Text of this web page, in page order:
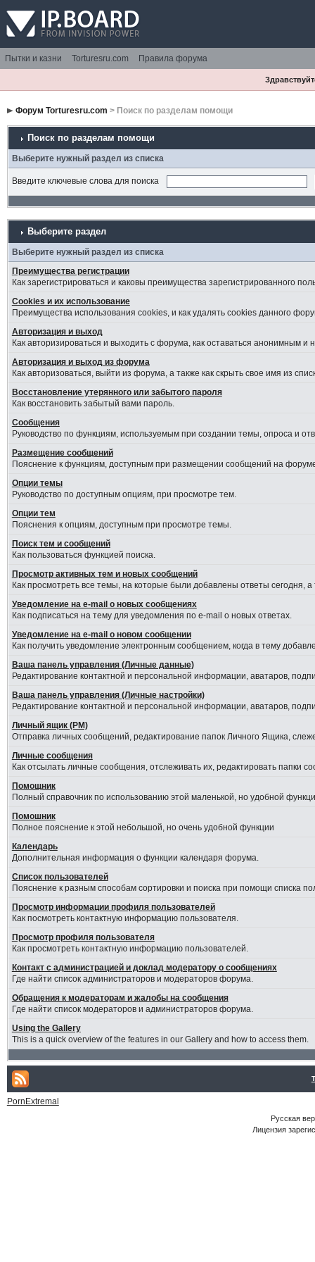
Пытки и казни Torturesru.com Правила форума
Форум Torturesru.com > Поиск по разделам помощи
Поиск по разделам помощи
Выберите нужный раздел из списка
Введите ключевые слова для поиска
Выберите раздел
Выберите нужный раздел из списка
Преимущества регистрации
Как зарегистрироваться и каковы преимущества зарегистрированного
Cookies и их использование
Преимущества использования cookies, и как удалять cookies данного
Авторизация и выход
Как авторизироваться и выходить с форума, как оставаться анонимным
Авторизация и выход из форума
Как авторизоваться, выйти из форума, а также как скрыть свое имя из
Восстановление утерянного или забытого пароля
Как восстановить забытый вами пароль.
Сообщения
Руководство по функциям, используемым при создании темы, опроса и
Размещение сообщений
Пояснение к функциям, доступным при размещении сообщений на
Опции темы
Руководство по доступным опциям, при просмотре тем.
Опции тем
Пояснения к опциям, доступным при просмотре темы.
Поиск тем и сообщений
Как пользоваться функцией поиска.
Просмотр активных тем и новых сообщений
Как просмотреть все темы, на которые были добавлены ответы сегодня,
Уведомление на e-mail о новых сообщениях
Как подписаться на тему для уведомления по e-mail о новых ответах.
Уведомление на е-mail о новом сообщении
Как получить уведомление электронным сообщением, когда в тему
Ваша панель управления (Личные данные)
Редактирование контактной и персональной информации, аватаров,
Ваша панель управления (Личные настройки)
Редактирование контактной и персональной информации, аватаров,
Личный ящик (PM)
Отправка личных сообщений, редактирование папок Личного Ящика,
Личные сообщения
Как отсылать личные сообщения, отслеживать их, редактировать папки
Помощник
Полный справочник по использованию этой маленькой, но удобной
Помошник
Полное пояснение к этой небольшой, но очень удобной функции
Календарь
Дополнительная информация о функции календаря форума.
Список пользователей
Пояснение к разным способам сортировки и поиска при помощи списка
Просмотр информации профиля пользователей
Как посмотреть контактную информацию пользователя.
Просмотр профиля пользователя
Как просмотреть контактную информацию пользователей.
Контакт с администрацией и доклад модератору о сообщениях
Где найти список администраторов и модераторов форума.
Обращения к модераторам и жалобы на сообщения
Где найти список модераторов и администраторов форума.
Using the Gallery
This is a quick overview of the features in our Gallery and how to access them.
PornExtremal
Русская
Лицензия